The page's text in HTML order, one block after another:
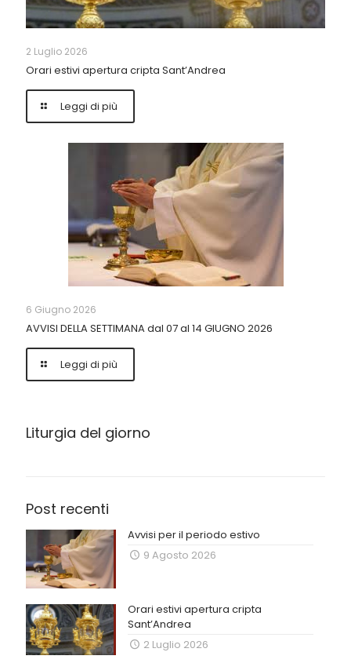
2 Luglio 2026
Orari estivi apertura cripta Sant’Andrea
Leggi di più
6 Giugno 2026
AVVISI DELLA SETTIMANA dal 07 al 14 GIUGNO 2026
Leggi di più
Liturgia del giorno
Post recenti
Avvisi per il periodo estivo
9 Agosto 2026
Orari estivi apertura cripta
Sant’Andrea
2 Luglio 2026